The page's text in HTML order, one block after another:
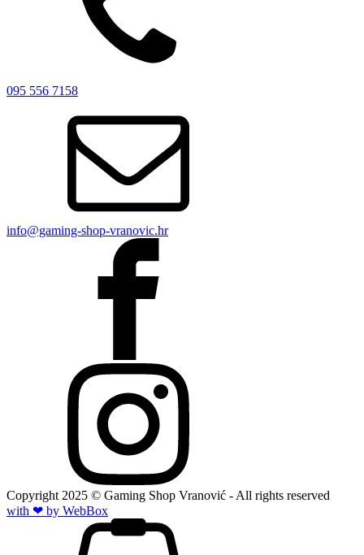
095 556 7158
info@gaming-shop-vranovic.hr
Copyright 2025 © Gaming Shop Vranović - All rights reserved
with ❤ by WebBox